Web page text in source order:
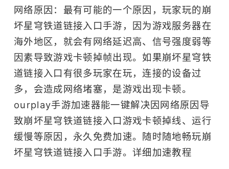
网络原因：最有可能的一个原因，玩家玩的崩
坏星穹铁道链接入口手游，因为游戏服务器在
海外地区，就会有网络延迟高、信号强度弱等
因素导致游戏卡顿掉帧出现。如果崩坏星穹铁
道链接入口有很多玩家在玩，连接的设备过
多，会造成网络堵塞，是游戏出现卡顿。
ourplay手游加速器能一键解决因网络原因导
致崩坏星穹铁道链接入口游戏卡顿掉线、运行
缓慢等原因，永久免费加速。随时随地畅玩崩
坏星穹铁道链接入口手游。详细加速教程